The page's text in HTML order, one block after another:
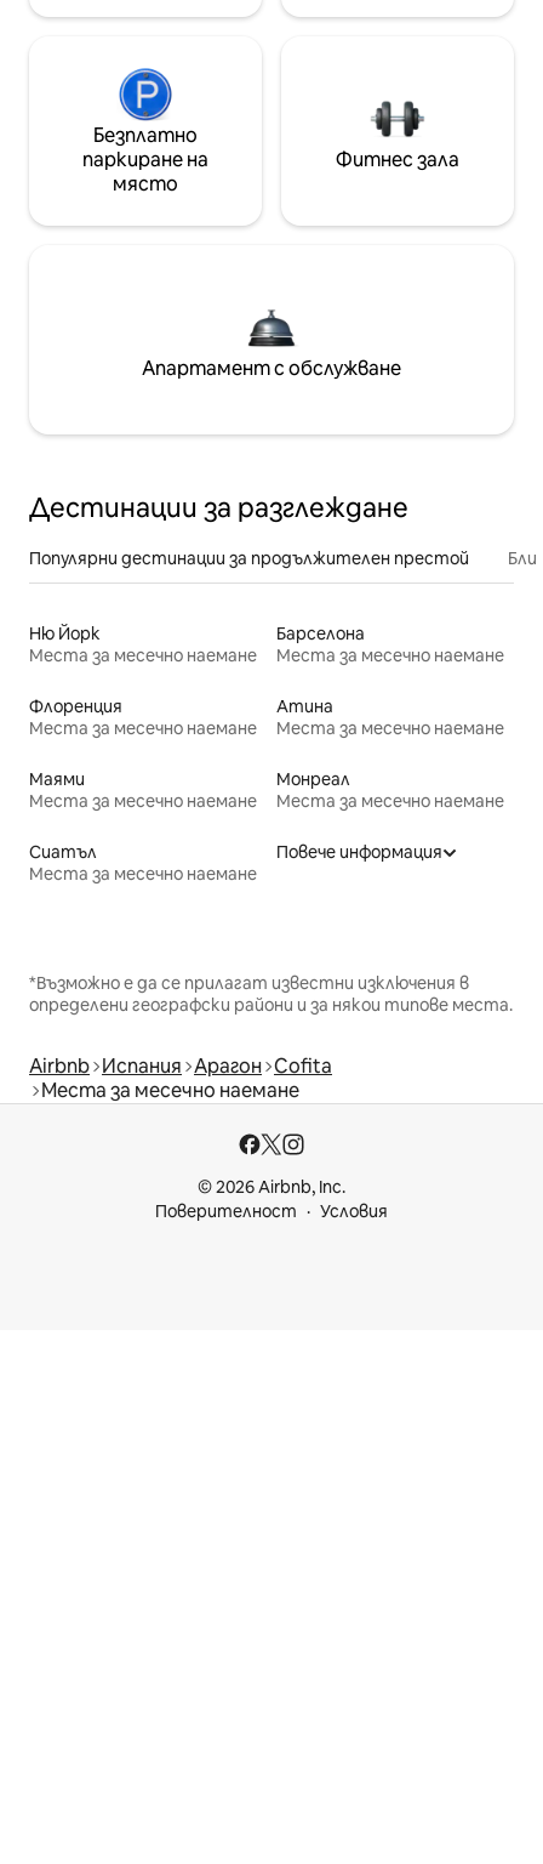
Безплатно
паркиране на
място
Фитнес зала
Апартамент с обслужване
Дестинации за разглеждане
Популярни дестинации за продължителен престой
Ню Йорк
Места за месечно наемане
Барселона
Места за месечно наемане
Флоренция
Места за месечно наемане
Атина
Места за месечно наемане
Маями
Места за месечно наемане
Монреал
Места за месечно наемане
Сиатъл
Места за месечно наемане
Повече информация
*Възможно е да се прилагат известни изключения в
определени географски райони и за някои типове места.
Airbnb Испания Арагон Cofita
Места за месечно наемане
© 2026 Airbnb, Inc.
Поверителност
Условия